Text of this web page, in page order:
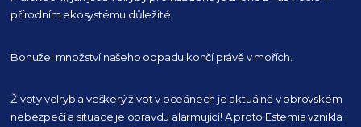
přírodním ekosystému důležité.
Bohužel množství našeho odpadu končí právě v mořích.
Životy velryb a veškerý život v oceánech je aktuálněv obrovském
nebezpečí a situace je opravdu alarmující!A proto Estemia vznikla i